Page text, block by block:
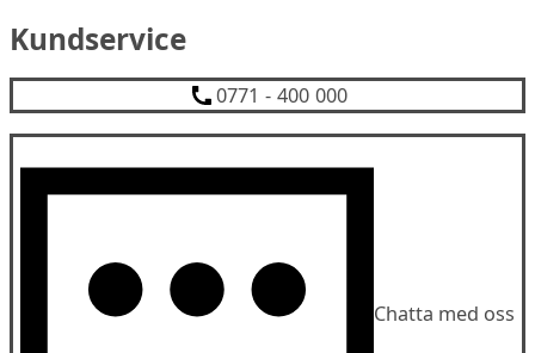
Kundservice
0771 - 400 000
Chatta med oss